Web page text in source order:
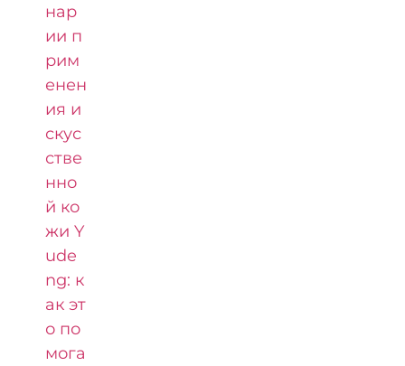
нар
ии п
рим
енен
ия и
скус
стве
нно
й ко
жи Y
ude
ng: к
ак эт
о по
мога